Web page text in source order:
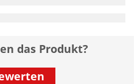
das Produkt?